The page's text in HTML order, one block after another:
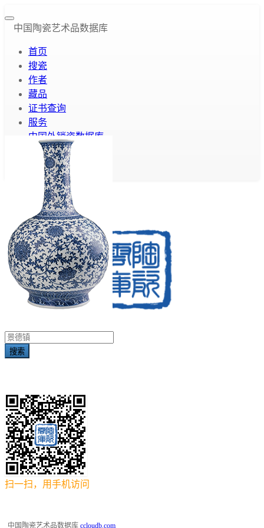
中国陶瓷艺术品数据库
首页
搜瓷
作者
藏品
证书查询
服务
中国外销瓷数据库
云库介绍
关于我们
搜索
扫一扫，用手机访问
中国陶瓷艺术品数据库 ccloudb.com